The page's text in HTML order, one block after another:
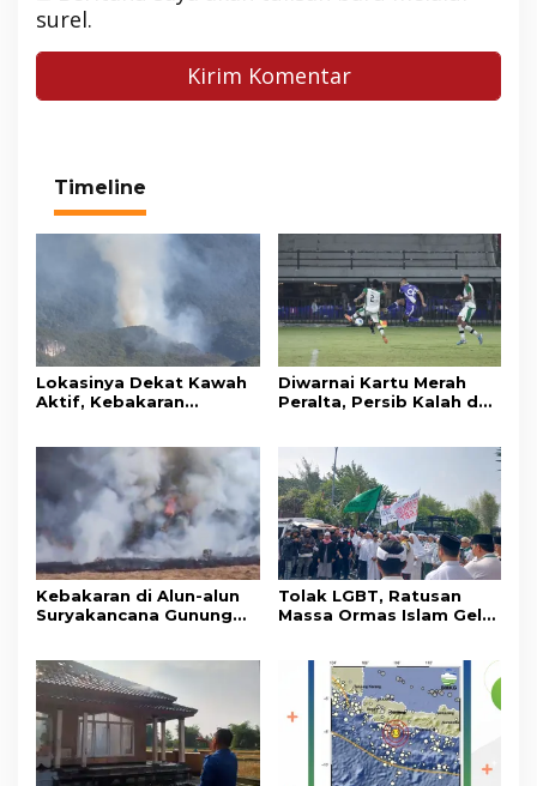
surel.
Timeline
Lokasinya Dekat Kawah
Aktif, Kebakaran
Pangrango
Diwarnai Kartu Merah
Peralta, Persib Kalah dari
Kebakaran di Alun-alun
Suryakancana Gunung
Masih Bersiaga
Tolak LGBT, Ratusan
Massa Ormas Islam Gelar